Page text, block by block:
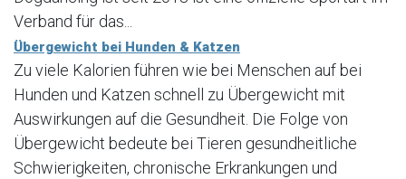
Verband für das...
Übergewicht bei Hunden & Katzen
Zu viele Kalorien führen wie bei Menschen auf bei
Hunden und Katzen schnell zu Übergewicht mit
Auswirkungen auf die Gesundheit. Die Folge von
Übergewicht bedeute bei Tieren gesundheitliche
Schwierigkeiten, chronische Erkrankungen und